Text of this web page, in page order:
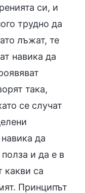
си, и
трудно да
лъжат, те
навика да
така,
се случат
да
и да е в
какви са
Принципът